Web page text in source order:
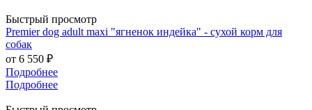
Быстрый просмотр
Premier dog adult maxi "ягненок индейка" - сухой корм для
собак
от 6 550 ₽
Подробнее
Подробнее